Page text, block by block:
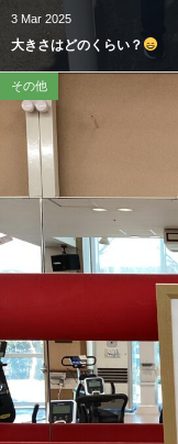
3 Mar 2025
大きさはどのくらい？
その他